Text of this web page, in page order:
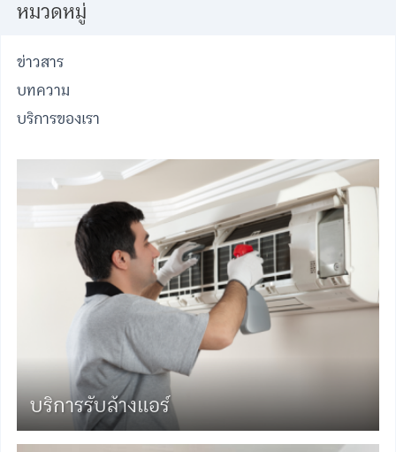
หมวดหมู่
ข่าวสาร
บทความ
บริการของเรา
บริการรับล้างแอร์